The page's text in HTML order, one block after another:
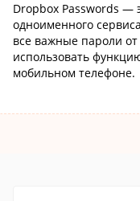
Dropbox Passwords —
одноименного
все важные пароли
использовать
мобильном телефоне.